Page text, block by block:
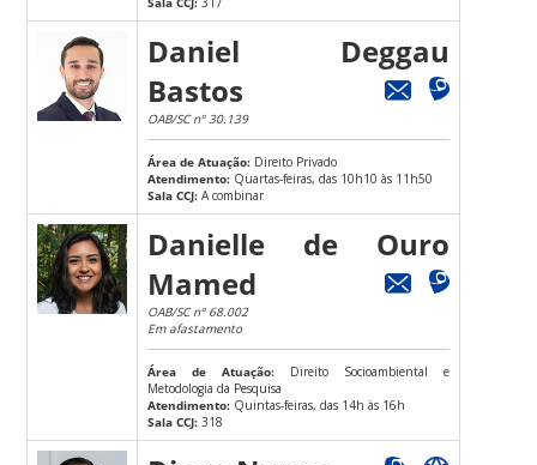
Daniel Deggau
Bastos
OAB/SC nº 30.139
Área de Atuação: Direito Privado
Atendimento: Quartas-feiras, das 10h10 às 11h50
Sala CCJ: A combinar
Danielle de Ouro
Mamed
OAB/SC nº 68.002
Em afastamento
Área de Atuação: Direito Socioambiental e
Metodologia da Pesquisa
Atendimento: Quintas-feiras, das 14h às 16h
Sala CCJ: 318